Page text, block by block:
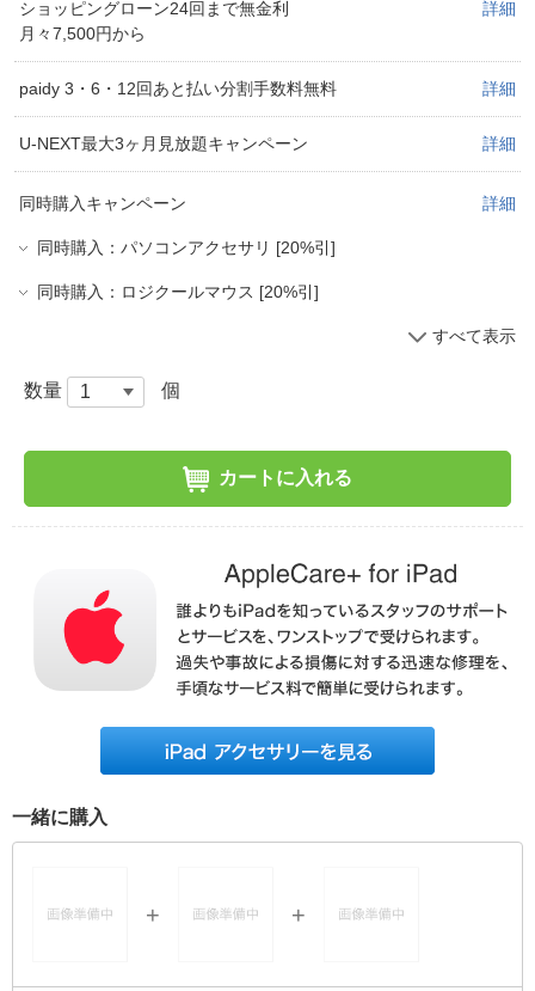
ショッピングローン24回まで無金利
月々7,500円から
詳細
paidy 3・6・12回あと払い分割手数料無料 詳細
U-NEXT最大3ヶ月見放題キャンペーン 詳細
同時購入キャンペーン 詳細
同時購入：パソコンアクセサリ [20%引]
同時購入：ロジクールマウス [20%引]
すべて表示
数量 個
カートに入れる
一緒に購入